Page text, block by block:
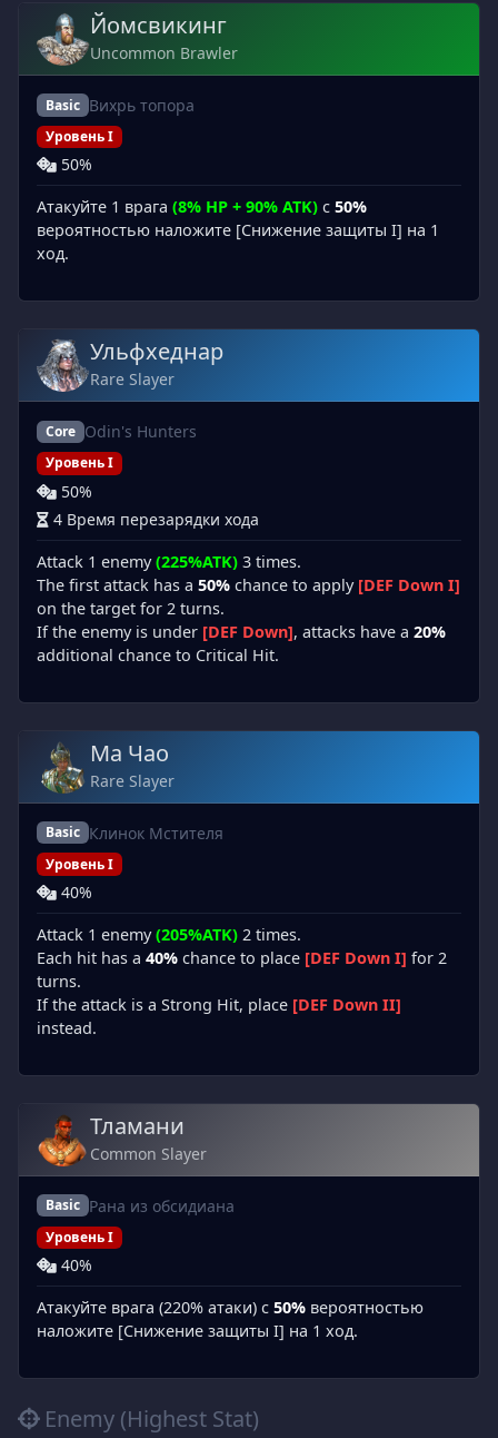
Йомсвикинг
Uncommon Brawler
Basic Вихрь топора
Уровень I
50%
Атакуйте 1 врага (8% HP + 90% ATK) с 50%
вероятностью наложите [Снижение защиты I] на 1
ход.
Ульфхеднар
Rare Slayer
Core Odin's Hunters
Уровень I
50%
4 Время перезарядки хода
Attack 1 enemy(225%ATK) 3 times.
The first attack has a 50% chance to apply [DEF Down I]
on the target for 2 turns.
If the enemy is under [DEF Down], attacks have a 20%
additional chance to Critical Hit.
Ма Чао
Rare Slayer
Basic Клинок Мстителя
Уровень I
40%
Attack 1 enemy(205%ATK) 2 times.
Each hit has a 40% chance to place [DEF Down I] for 2
turns.
If the attack is a Strong Hit, place [DEF Down II]
instead.
Тламани
Common Slayer
Basic Рана из обсидиана
Уровень I
40%
Атакуйте врага (220% атаки) с 50% вероятностью
наложите [Снижение защиты I] на 1 ход.
Enemy (Highest Stat)